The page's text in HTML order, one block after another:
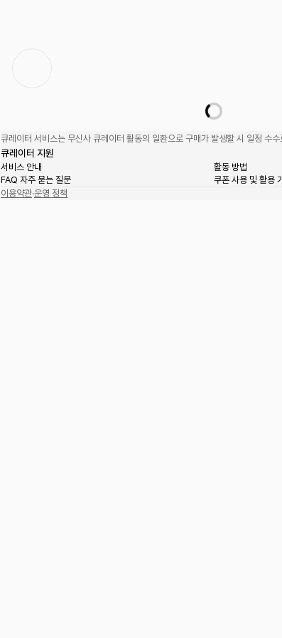
큐레이터 서비스는 무신사 큐레이터 활동의 일환으로 구매가 발생할 시 일정 수
큐레이터 지원
서비스 안내
활동 방법
FAQ 자주 묻는 질문
쿠폰 사용 및 활용
이용약관·운영 정책